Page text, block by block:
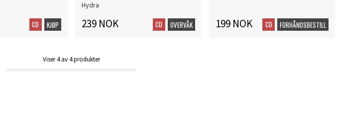
CD KJØP
Hydra
239 NOK CD OVERVÅK 199 NOK CD FORHÅNDSBESTILL
Viser4av4produkter